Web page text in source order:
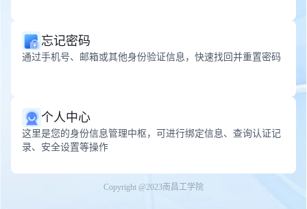
忘记密码
通过手机号、邮箱或其他身份验证信息，快速找回并重置密码
个人中心
这里是您的身份信息管理中枢，可进行绑定信息、查询认证记
录、安全设置等操作
Copyright @2023南昌工学院